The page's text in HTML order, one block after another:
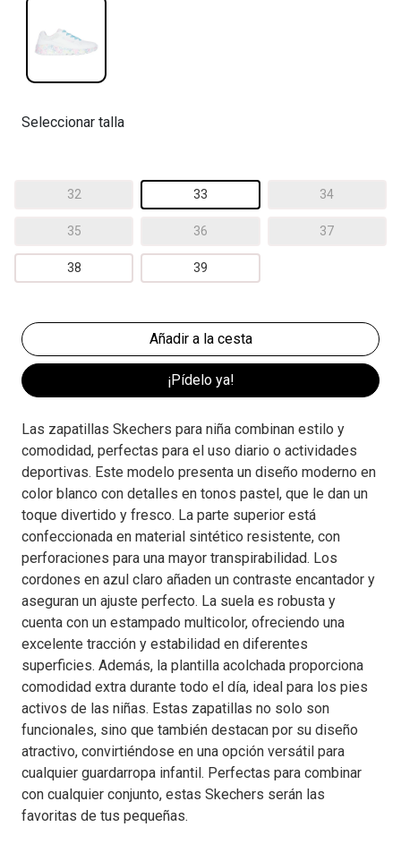
Seleccionar talla
32 33 34
35 36 37
38 39
¡Pídelo ya!
Las zapatillas Skechers para niña combinan estilo y
comodidad, perfectas para el uso diario o actividades
deportivas. Este modelo presenta un diseño moderno en
color blanco con detalles en tonos pastel, que le dan un
toque divertido y fresco. La parte superior está
confeccionada en material sintético resistente, con
perforaciones para una mayor transpirabilidad. Los
cordones en azul claro añaden un contraste encantador y
aseguran un ajuste perfecto. La suela es robusta y
cuenta con un estampado multicolor, ofreciendo una
excelente tracción y estabilidad en diferentes
superficies. Además, la plantilla acolchada proporciona
comodidad extra durante todo el día, ideal para los pies
activos de las niñas. Estas zapatillas no solo son
funcionales, sino que también destacan por su diseño
atractivo, convirtiéndose en una opción versátil para
cualquier guardarropa infantil. Perfectas para combinar
con cualquier conjunto, estas Skechers serán las
favoritas de tus pequeñas.